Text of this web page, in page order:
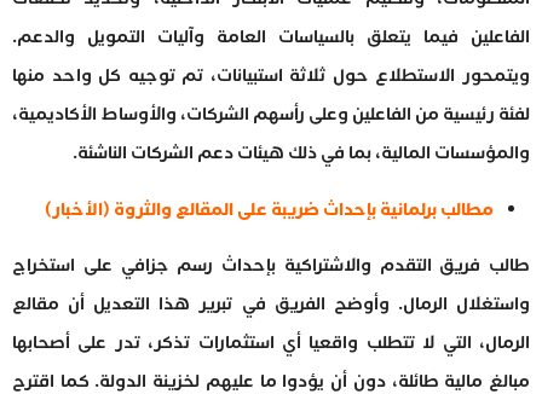
الفاعلين فيما يتعلق بالسياسات العامة وآليات التمويل والدعم.
ويتمحور الاستطلاع حول ثلاثة استبيانات، تم توجيه كل واحد منها
لفئة رئيسية من الفاعلين وعلى رأسهم الشركات، والأوساط الأكاديمية،
والمؤسسات المالية، بما في ذلك هيئات دعم الشركات الناشئة.
مطالب برلمانية بإحداث ضريبة على المقالع والثروة (الأخبار)
طالب فريق التقدم والاشتراكية بإحداث رسم جزافي على استخراج
واستغلال الرمال. وأوضح الفريق في تبرير هذا التعديل أن مقالع
الرمال، التي لا تتطلب واقعيا أي استثمارات تذكر، تدر على أصحابها
مبالغ مالية طائلة، دون أن يؤدوا ما عليهم لخزينة الدولة. كما اقترح